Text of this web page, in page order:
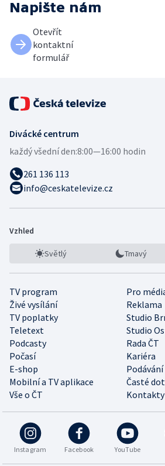
Napište nám
Otevřít
kontaktní
formulář
Divácké centrum
každý všední den:8:00—16:00 hodin
261 136 113
info@ceskatelevize.cz
Vzhled
Světlý Tmavý
TV program
Pro
Živé vysílání
Reklama
TV poplatky
Studio
Teletext
Studio
Podcasty
Rada ČT
Počasí
Kariéra
E-shop
Mobilní a TV aplikace
Časté
Vše o ČT
Kontakty
Instagram Facebook YouTube